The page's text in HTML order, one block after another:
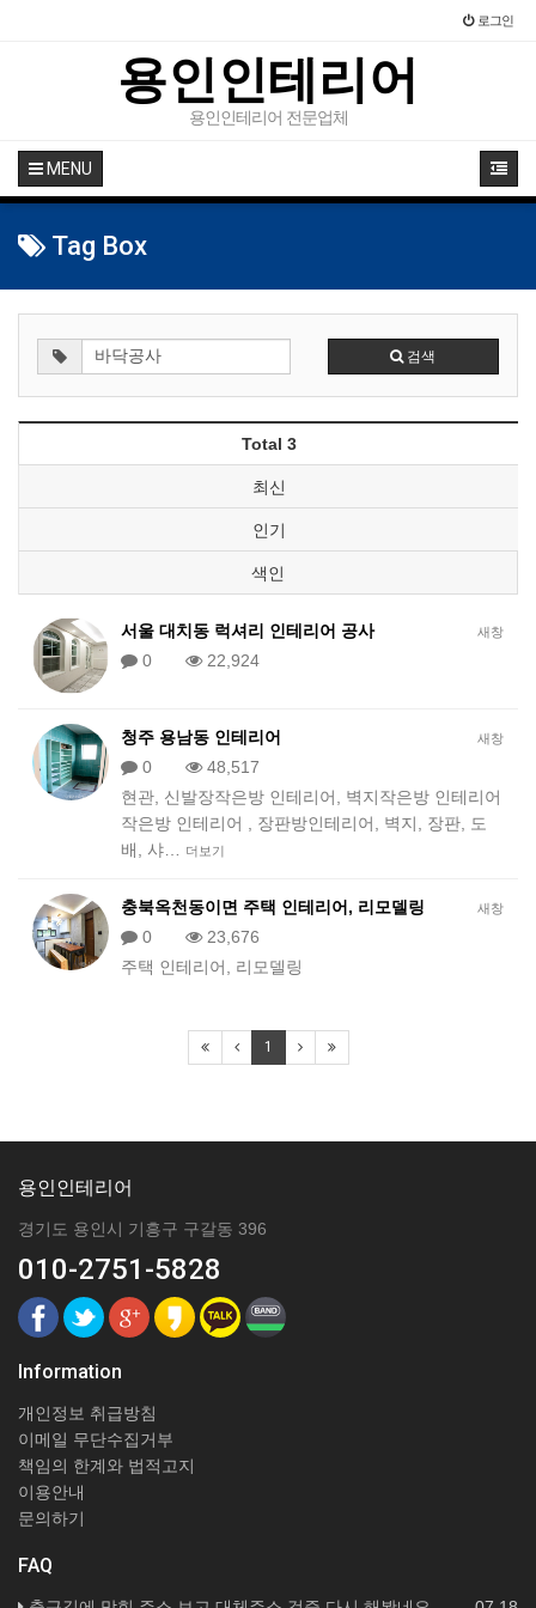
로그인
용인인테리어
용인인테리어 전문업체
MENU
Tag Box
검색
Total 3
최신
인기
색인
새창
서울 대치동 럭셔리 인테리어 공사
0
22,924
새창
청주 용남동 인테리어
0
48,517
현관, 신발장작은방 인테리어, 벽지작은방 인테리어
작은방 인테리어 , 장판방인테리어, 벽지, 장판, 도
배, 샤…
더보기
새창
충북옥천동이면 주택 인테리어, 리모델링
0
23,676
주택 인테리어, 리모델링
1
용인인테리어
경기도 용인시 기흥구 구갈동 396
010-2751-5828
Information
개인정보 취급방침
이메일 무단수집거부
책임의 한계와 법적고지
이용안내
문의하기
FAQ